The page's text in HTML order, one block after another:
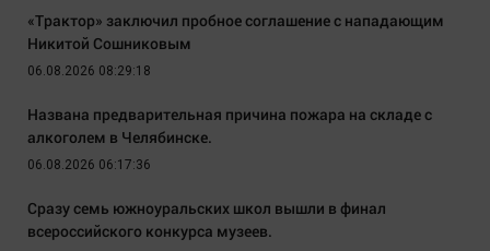
«Трактор» заключил пробное соглашение с нападающим
Никитой Сошниковым
06.08.2026 08:29:18
Названа предварительная причина пожара на складе с
алкоголем в Челябинске.
06.08.2026 06:17:36
Сразу семь южноуральских школ вышли в финал
всероссийского конкурса музеев.